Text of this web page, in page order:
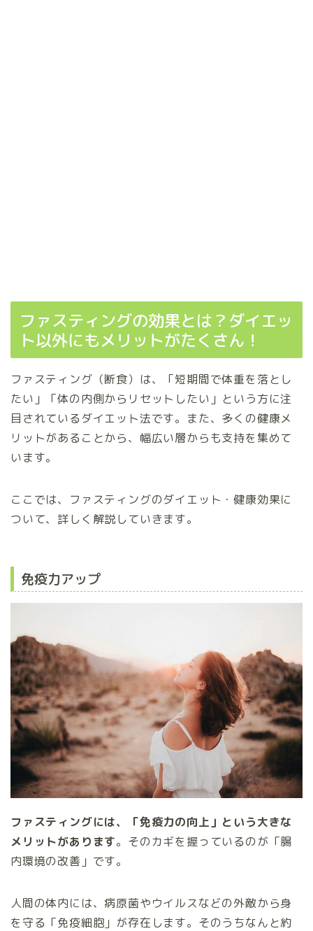
ファスティングの効果とは？ダイエッ
ト以外にもメリットがたくさん！
ファスティング（断食）は、「短期間で体重を落とし
たい」「体の内側からリセットしたい」という方に注
目されているダイエット法です。また、多くの健康メ
リットがあることから、幅広い層からも支持を集めて
います。
ここでは、ファスティングのダイエット・健康効果に
ついて、詳しく解説していきます。
免疫力アップ
ファスティングには、「免疫力の向上」という大きな
メリットがあります。そのカギを握っているのが「腸
内環境の改善」です。
人間の体内には、病原菌やウイルスなどの外敵から身
を守る「免疫細胞」が存在します。そのうちなんと約